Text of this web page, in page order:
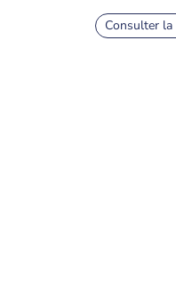
Consulter